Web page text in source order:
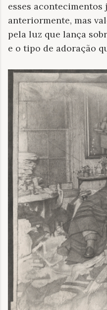
esses
anteriormente, mas
pela luz que lança
e o tipo de adoração